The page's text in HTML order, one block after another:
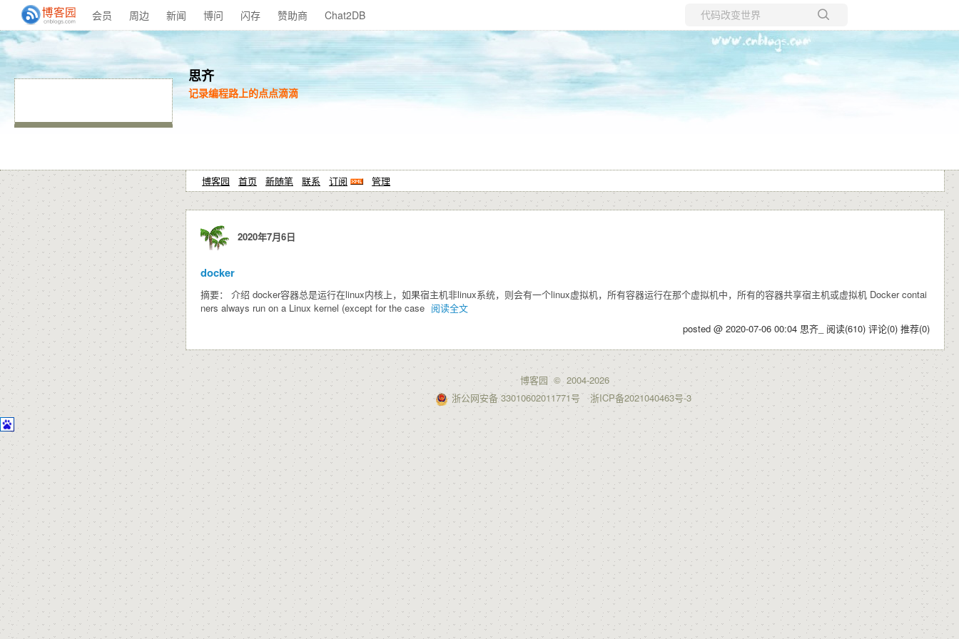
会员 周边 新闻 博问 闪存 赞助商 Chat2DB
所有博客
当前博客
思齐
记录编程路上的点点滴滴
博客园 首页 新随笔 联系 订阅 管理
2020年7月6日
docker
摘要： 介绍 docker容器总是运行在linux内核上，如果宿主机非linux系统，则会有一个linux虚拟机，所有容器运行在那个虚拟机中，所有的容器共享宿主机或虚拟机 Docker contai
ners always run on a Linux kernel (except for the case 阅读全文
posted @ 2020-07-06 00:04 思齐_ 阅读(610) 评论(0) 推荐(0)
博客园© 2004-2026
浙公网安备 33010602011771号
浙ICP备2021040463号-3